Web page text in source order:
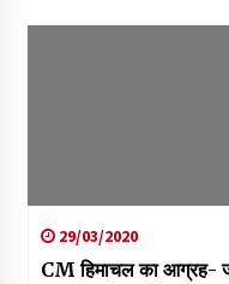
29/03/2020
CM हिमाचल का आग्रह-